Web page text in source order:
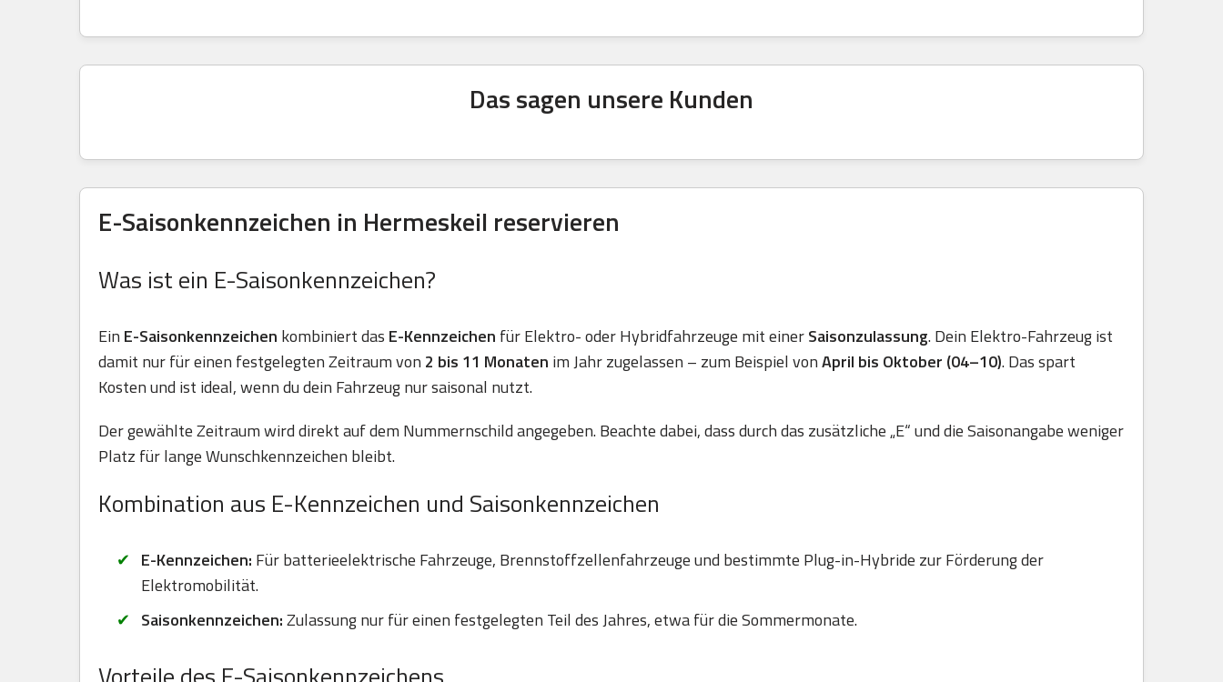
Das sagen unsere Kunden
E-Saisonkennzeichen in Hermeskeil reservieren
Was ist ein E-Saisonkennzeichen?
Ein E-Saisonkennzeichen kombiniert das E-Kennzeichen für Elektro- oder Hybridfahrzeuge mit einerSaisonzulassung. Dein Elektro-Fahrzeug ist
damit nur für einen festgelegten Zeitraum von 2 bis 11 Monaten im Jahr zugelassen – zum Beispiel vonApril bis Oktober (04–10). Das spart
Kosten und ist ideal, wenn du dein Fahrzeug nur saisonal nutzt.
Der gewählte Zeitraum wird direkt auf dem Nummernschild angegeben. Beachte dabei, dass durch das zusätzliche „E“ und die Saisonangabe weniger
Platz für lange Wunschkennzeichen bleibt.
Kombination aus E-Kennzeichen und Saisonkennzeichen
E-Kennzeichen: Für batterieelektrische Fahrzeuge, Brennstoffzellenfahrzeuge und bestimmte Plug-in-Hybride zur Förderung der
Elektromobilität.
Saisonkennzeichen:Zulassung nur für einen festgelegten Teil des Jahres, etwa für die Sommermonate.